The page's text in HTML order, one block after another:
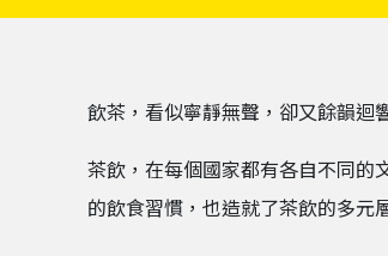
飲茶，看似寧靜無聲，卻又餘韻迴
茶飲，在每個國家都有各自不同的
的飲食習慣，也造就了茶飲的多元